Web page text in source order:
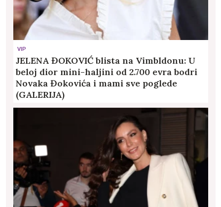
VIP
JELENA ĐOKOVIĆ blista na Vimbldonu: U
beloj dior mini-haljini od 2.700 evra bodri
Novaka Đokovića i mami sve poglede
(GALERIJA)